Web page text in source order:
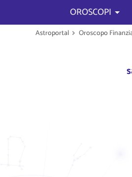
OROSCOPI
Astroportal Oroscopo